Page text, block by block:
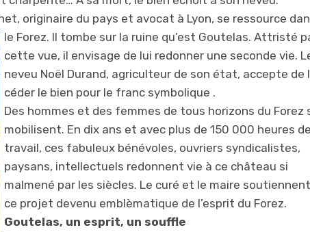
originaire du pays et avocat à Lyon, se ressource
le Forez. Il tombe sur la ruine qu’est Goutelas. Attristé
cette vue, il envisage de lui redonner une seconde vie.
neveu Noël Durand, agriculteur de son état, accepte de
céder le bien pour le franc symbolique .
Des hommes et des femmes de tous horizons du Forez
mobilisent. En dix ans et avec plus de 150 000 heures de
travail, ces fabuleux bénévoles, ouvriers syndicalistes,
paysans, intellectuels redonnent vie à ce château si
malmené par les siècles. Le curé et le maire soutiennent
ce projet devenu emblèmatique de l’esprit du Forez.
Goutelas, un esprit, un souffle